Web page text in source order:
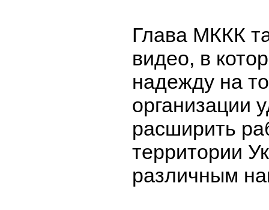
Глава МККК
видео, в
надежду на
организации
расширить
территории
различным